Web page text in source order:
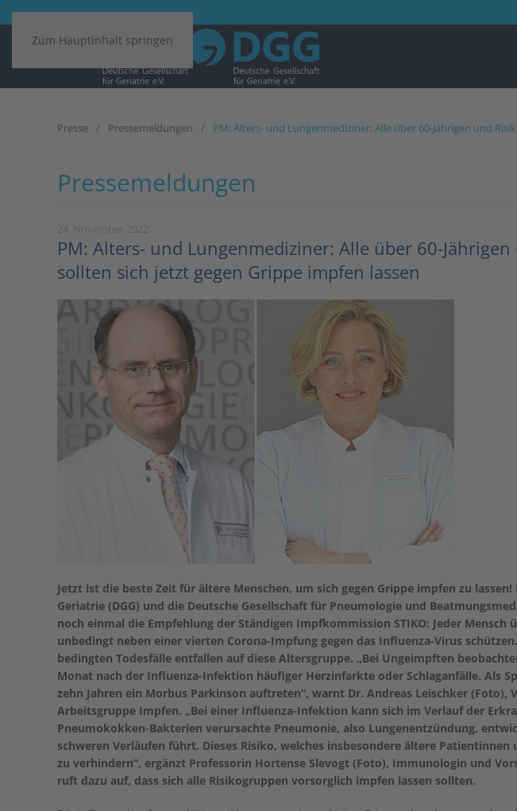
Zum Hauptinhalt springen
Presse Pressemeldungen PM: Alters- und Lungenmediziner: Alle über 60-Jährigen und
Pressemeldungen
PM: Alters- und Lungenmediziner: Alle über 60-
sollten sich jetzt gegen Grippe impfen lassen
Jetzt ist die beste Zeit für ältere Menschen, um sich gegen Grippe impfen zu lassen!
Geriatrie (DGG) und die Deutsche Gesellschaft für Pneumologie und
noch einmal die Empfehlung der Ständigen Impfkommission STIKO: Jeder Mensch
unbedingt neben einer vierten Corona-Impfung gegen das Influenza-Virus schützen.
bedingten Todesfälle entfallen auf diese Altersgruppe. „Bei Ungeimpften
Monat nach der Influenza-Infektion häufiger Herzinfarkte oder Schlaganfälle. Als
zehn Jahren ein Morbus Parkinson auftreten“, warnt Dr. Andreas Leischker (Foto),
Arbeitsgruppe Impfen. „Bei einer Influenza-Infektion kann sich im Verlauf der
Pneumokokken-Bakterien verursachte Pneumonie, also Lungenentzündung,
schweren Verläufen führt. Dieses Risiko, welches insbesondere ältere
zu verhindern“, ergänzt Professorin Hortense Slevogt (Foto), Immunologin und
ruft dazu auf, dass sich alle Risikogruppen vorsorglich impfen lassen sollten.